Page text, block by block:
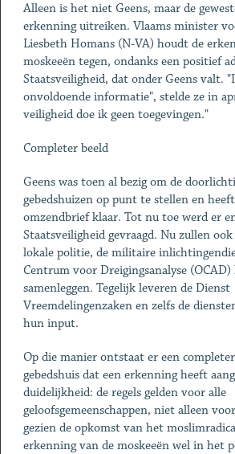
Alleen is het niet Geens, maar de
erkenning uitreiken. Vlaams minister
Liesbeth Homans (N-VA) houdt de
moskeeën tegen, ondanks een positief
Staatsveiligheid, dat onder Geens valt.
onvoldoende informatie", stelde ze in
veiligheid doe ik geen toegevingen."
Completer beeld
Geens was toen al bezig om de
gebedshuizen op punt te stellen en
omzendbrief klaar. Tot nu toe werd er
Staatsveiligheid gevraagd. Nu zullen
lokale politie, de militaire
Centrum voor Dreigingsanalyse
samenleggen. Tegelijk leveren de Dienst
Vreemdelingenzaken en zelfs de
hun input.
Op die manier ontstaat er een
gebedshuis dat een erkenning heeft
duidelijkheid: de regels gelden voor alle
geloofsgemeenschappen, niet alleen
gezien de opkomst van het
erkenning van de moskeeën wel in het